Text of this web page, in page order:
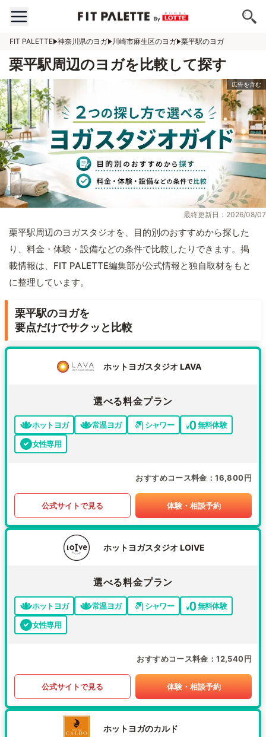
FIT PALETTE 神奈川県のヨガ 川崎市麻生区のヨガ 栗平駅のヨガ
栗平駅周辺のヨガを比較して探す
最終更新日：2026/08/07
栗平駅周辺のヨガスタジオを、目的別のおすすめから探した
り、料金・体験・設備などの条件で比較したりできます。掲
載情報は、FIT PALETTE編集部が公式情報と独自取材をもと
に整理しています。
栗平駅のヨガを
要点だけでサクッと比較
ホットヨガスタジオ LAVA
選べる料金プラン
ホットヨガ 常温ヨガ シャワー
無料体験
女性専用
おすすめコース料金 16,800円
公式サイトで見る 体験・相談予約
ホットヨガスタジオ LOIVE
選べる料金プラン
ホットヨガ 常温ヨガ シャワー
無料体験
女性専用
おすすめコース料金 12,540円
公式サイトで見る 体験・相談予約
ホットヨガのカルド